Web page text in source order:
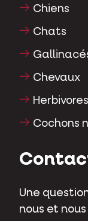
Chiens
Chats
Chevaux
Herbivores
Cochons
Une
nous et